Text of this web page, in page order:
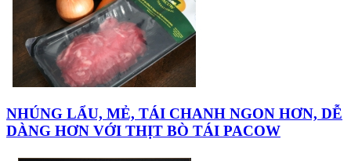
NHÚNG LẨU, MẺ, TÁI CHANH NGON HƠN, DỄ
DÀNG HƠN VỚI THỊT BÒ TÁI PACOW